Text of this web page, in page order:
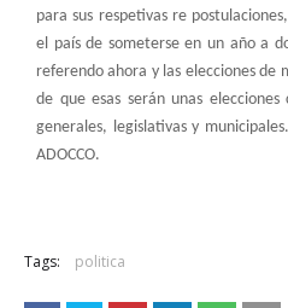
para sus respetivas re
el país de someterse en un año a
referendo ahora y las elecciones de
de que esas serán unas
generales, legislativas y
ADOCCO.
Tags: politica